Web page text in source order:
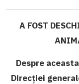
A FOST
Despre
Direcției